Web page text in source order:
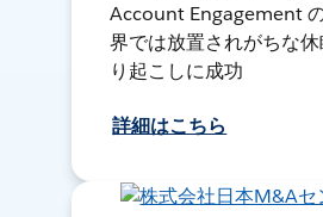
Account Engagement
界では放置されがちな
り起こしに成功
詳細はこちら